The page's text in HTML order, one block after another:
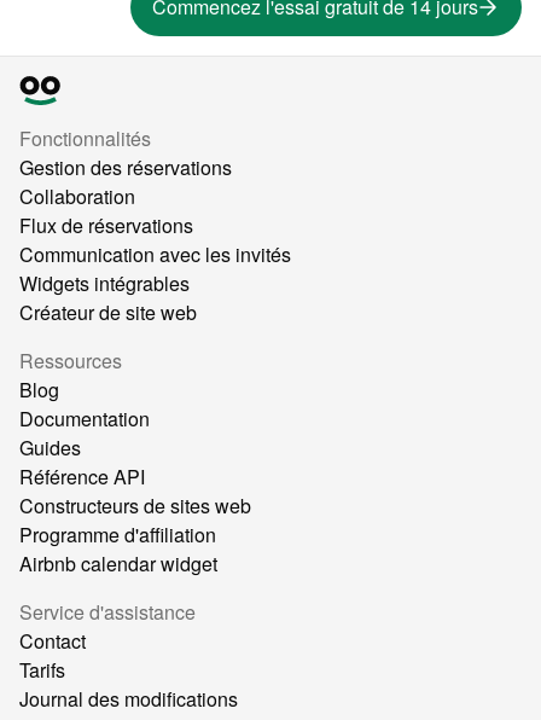
Commencez l'essai gratuit de 14 jours
Fonctionnalités
Gestion des réservations
Collaboration
Flux de réservations
Communication avec les invités
Widgets intégrables
Créateur de site web
Ressources
Blog
Documentation
Guides
Référence API
Constructeurs de sites web
Programme d'affiliation
Airbnb calendar widget
Service d'assistance
Contact
Tarifs
Journal des modifications